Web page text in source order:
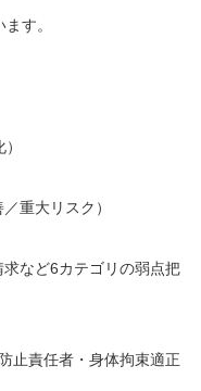
す。
重大リスク）
など6カテゴリの弱点把
止責任者・身体拘束適正